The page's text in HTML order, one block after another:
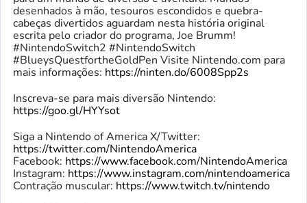
desenhados à mão, tesouros escondidos e quebra-
cabeças divertidos aguardam nesta história original
escrita pelo criador do programa, Joe Brumm!
#NintendoSwitch2 #NintendoSwitch
#BlueysQuestfortheGoldPen Visite Nintendo.com para
mais informações: https://ninten.do/6008Spp2s
Inscreva-se para mais diversão Nintendo:
https://goo.gl/HYYsot
Siga a Nintendo of America X/Twitter:
https://twitter.com/NintendoAmerica
Facebook: https://www.facebook.com/NintendoAmerica
Instagram: https://www.instagram.com/nintendoamerica
Contração muscular: https://www.twitch.tv/nintendo